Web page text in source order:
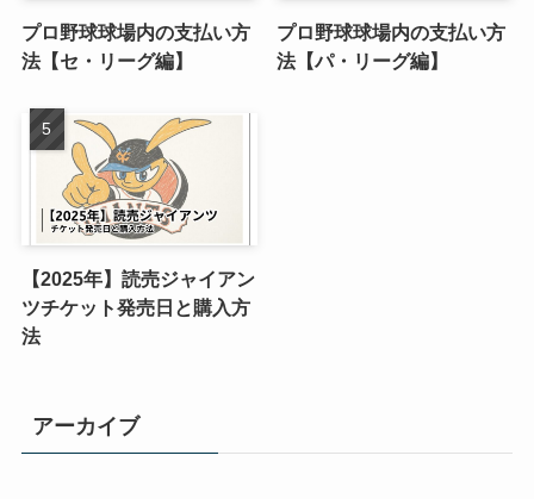
プロ野球球場内の支払い方
法【セ・リーグ編】
プロ野球球場内の支払い方
法【パ・リーグ編】
【2025年】読売ジャイアン
ツチケット発売日と購入方
法
アーカイブ